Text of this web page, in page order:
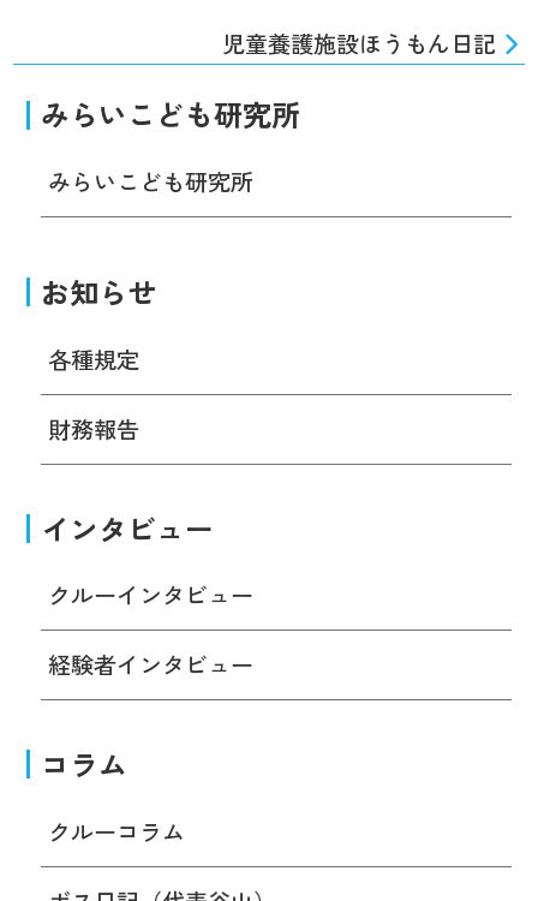
児童養護施設ほうもん日記
みらいこども研究所
みらいこども研究所
お知らせ
各種規定
財務報告
インタビュー
クルーインタビュー
経験者インタビュー
コラム
クルーコラム